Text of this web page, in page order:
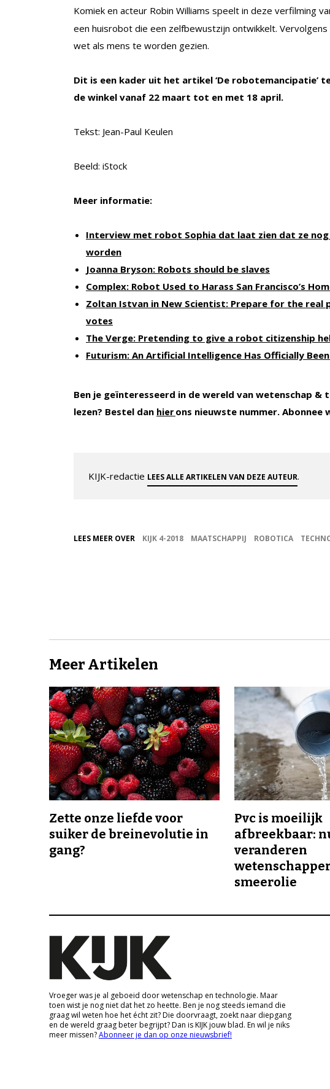
Komiek en acteur Robin Williams speelt in deze verfilming
een huisrobot die een zelfbewustzijn ontwikkelt.
wet als mens te worden gezien.
Dit is een kader uit het artikel ‘De robotemancipatie’
de winkel vanaf 22 maart tot en met 18 april.
Tekst: Jean-Paul Keulen
Beeld: iStock
Meer informatie:
Interview met robot Sophia dat laat zien dat ze
worden
Joanna Bryson: Robots should be slaves
Complex: Robot Used to Harass San Francisco’s
Zoltan Istvan in New Scientist: Prepare for the
votes
The Verge: Pretending to give a robot citizenship
Futurism: An Artificial Intelligence Has Officially
Ben je geïnteresseerd in de wereld van wetenschap &
lezen? Bestel dan hier ons nieuwste nummer. Abonnee
KIJK-redactie LEES ALLE ARTIKELEN VAN DEZE AUTEUR.
LEES MEER OVER KIJK 4-2018 MAATSCHAPPIJ ROBOTICA
Meer Artikelen
Zette onze liefde voor
suiker de breinevolutie in
gang?
Pvc is moeilijk
afbreekbaar:
veranderen
smeerolie
Vroeger was je al geboeid door wetenschap en technologie. Maar
toen wist je nog niet dat het zo heette. Ben je nog steeds iemand die
graag wil weten hoe het écht zit? Die doorvraagt, zoekt naar diepgang
en de wereld graag beter begrijpt? Dan is KIJK jouw blad. En wil je niks
meer missen?Abonneer je dan op onze nieuwsbrief!